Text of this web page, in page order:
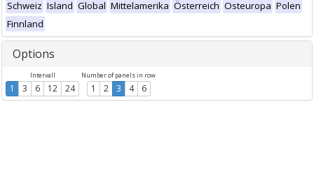
Schweiz Island Global Mittelamerika Österreich Osteuropa Polen
Finnland
Options
Intervall
1 3 6 12 24
Number of panels in row
1 2 3 4 6